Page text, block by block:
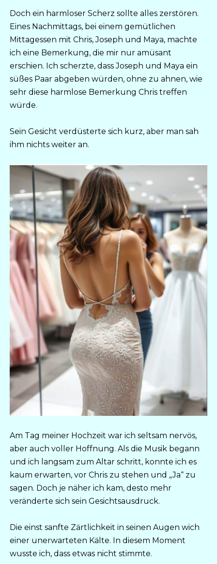
Doch ein harmloser Scherz sollte alles zerstören.
Eines Nachmittags, bei einem gemütlichen
Mittagessen mit Chris, Joseph und Maya, machte
ich eine Bemerkung, die mir nur amüsant
erschien. Ich scherzte, dass Joseph und Maya ein
süßes Paar abgeben würden, ohne zu ahnen, wie
sehr diese harmlose Bemerkung Chris treffen
würde.
Sein Gesicht verdüsterte sich kurz, aber man sah
ihm nichts weiter an.
Am Tag meiner Hochzeit war ich seltsam nervös,
aber auch voller Hoffnung. Als die Musik begann
und ich langsam zum Altar schritt, konnte ich es
kaum erwarten, vor Chris zu stehen und „Ja“ zu
sagen. Doch je näher ich kam, desto mehr
veränderte sich sein Gesichtsausdruck.
Die einst sanfte Zärtlichkeit in seinen Augen wich
einer unerwarteten Kälte. In diesem Moment
wusste ich, dass etwas nicht stimmte.